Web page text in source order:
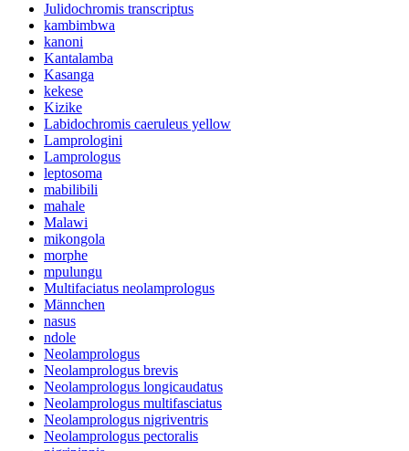
Julidochromis transcriptus
kambimbwa
kanoni
Kantalamba
Kasanga
kekese
Kizike
Labidochromis caeruleus yellow
Lamprologini
Lamprologus
leptosoma
mabilibili
mahale
Malawi
mikongola
morphe
mpulungu
Multifaciatus neolamprologus
Männchen
nasus
ndole
Neolamprologus
Neolamprologus brevis
Neolamprologus longicaudatus
Neolamprologus multifasciatus
Neolamprologus nigriventris
Neolamprologus pectoralis